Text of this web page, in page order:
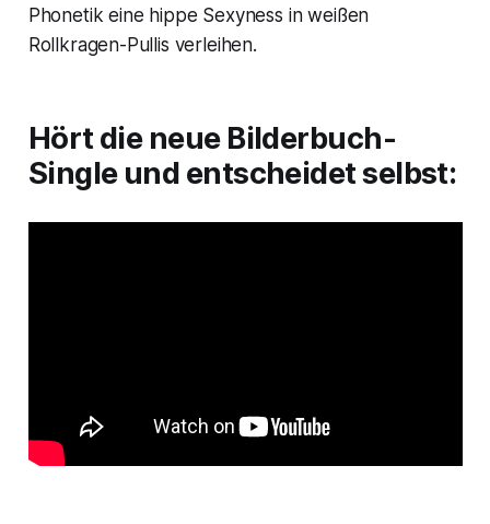
Phonetik eine hippe Sexyness in weißen
Rollkragen-Pullis verleihen.
Hört die neue Bilderbuch-
Single und entscheidet selbst: